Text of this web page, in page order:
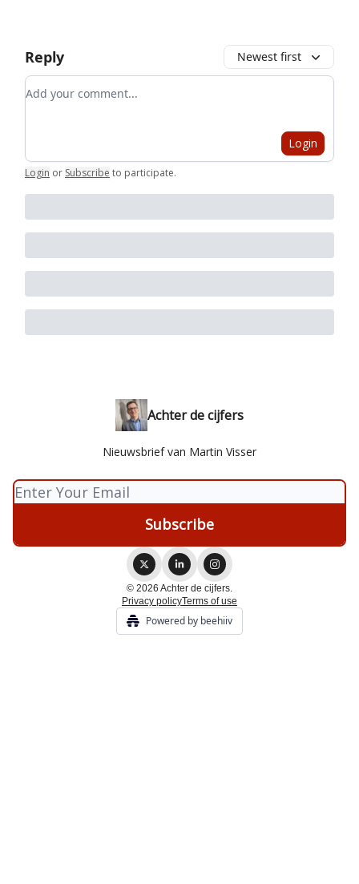
Reply Newest first
Add your comment
Login
Login or Subscribe to participate.
Achter de cijfers
Nieuwsbrief van Martin Visser
© 2026 Achter de cijfers.
Privacy policyTerms of use
Powered by beehiiv